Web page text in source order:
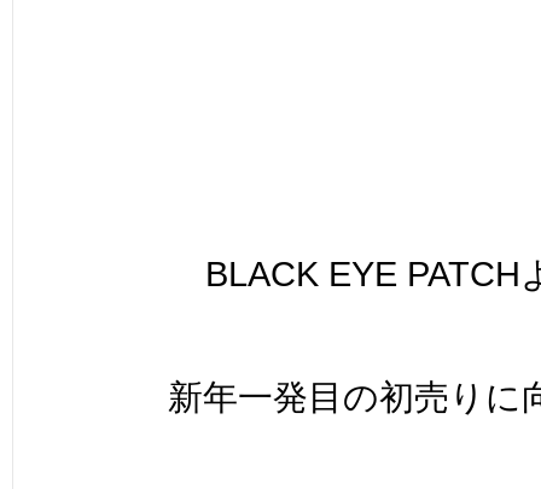
BLACK EYE PATCH
新年一発目の初売りに